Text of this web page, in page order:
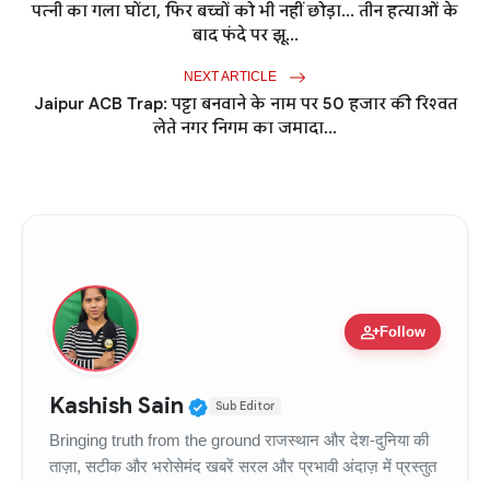
पत्नी का गला घोंटा, फिर बच्चों को भी नहीं छोड़ा... तीन हत्याओं के
बाद फंदे पर झू...
NEXT ARTICLE
Jaipur ACB Trap: पट्टा बनवाने के नाम पर 50 हजार की रिश्वत
लेते नगर निगम का जमादा...
person_addFollow
Kashish Sain Verified Public Figure •
Sub Editor
Bringing truth from the ground राजस्थान और देश-दुनिया की
ताज़ा, सटीक और भरोसेमंद खबरें सरल और प्रभावी अंदाज़ में प्रस्तुत